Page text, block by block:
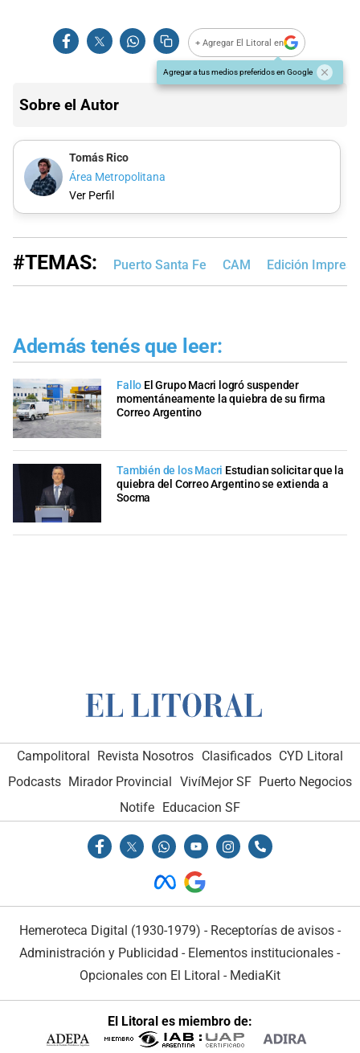
+ Agregar El Litoral en
Agregar a tus medios preferidos en Google
Sobre el Autor
Tomás Rico
Área Metropolitana
Ver Perfil
#TEMAS: Puerto Santa Fe CAM Edición Impresa
Además tenés que leer:
Fallo El Grupo Macri logró suspender
momentáneamente la quiebra de su firma
Correo Argentino
También de los Macri Estudian solicitar que la
quiebra del Correo Argentino se extienda a
Socma
Campolitoral Revista Nosotros Clasificados CYD Litoral
Podcasts Mirador Provincial VivíMejor SF Puerto Negocios
Notife Educacion SF
Hemeroteca Digital (1930-1979) - Receptorías de avisos -
Administración y Publicidad - Elementos institucionales -
Opcionales con El Litoral - MediaKit
El Litoral es miembro de: